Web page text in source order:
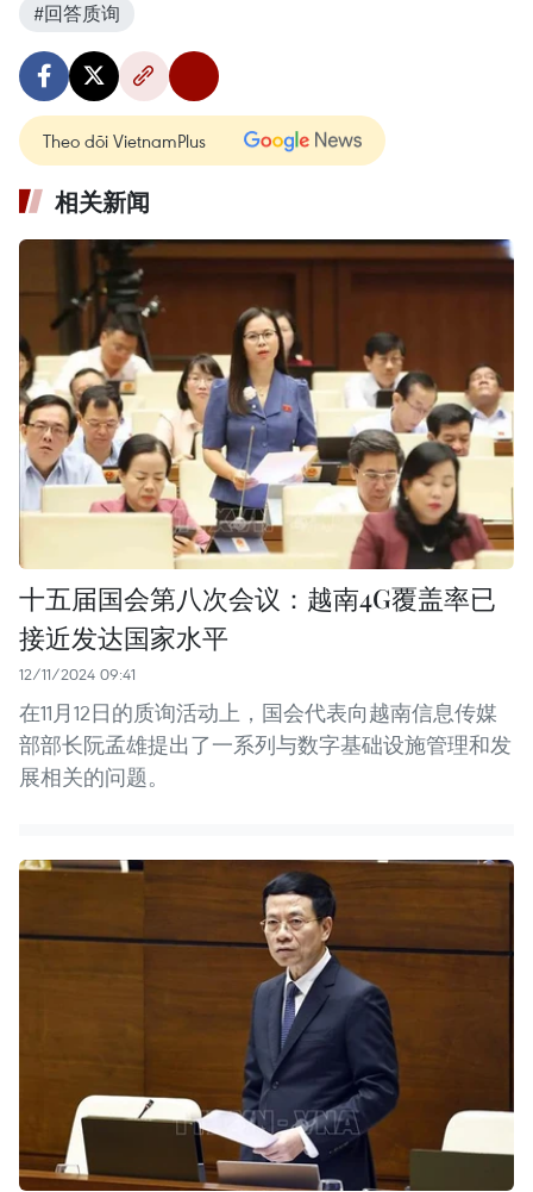
#回答质询
Theo dõi VietnamPlus
相关新闻
十五届国会第八次会议：越南4G覆盖率已
接近发达国家水平
12/11/2024 09:41
在11月12日的质询活动上，国会代表向越南信息传媒
部部长阮孟雄提出了一系列与数字基础设施管理和发
展相关的问题。